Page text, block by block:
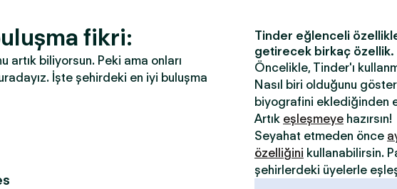
fikri:
artık biliyorsun. Peki ama onları
İşte şehirdeki en iyi buluşma
Tinder eğlenceli
getirecek birkaç özellik.
Öncelikle, Tinder'ı
Nasıl biri olduğunu
biyografini eklediğinden
Artık eşleşmeye hazırsın!
Seyahat etmeden önce
özelliğini kullanabilirsin.
şehirlerdeki üyelerle